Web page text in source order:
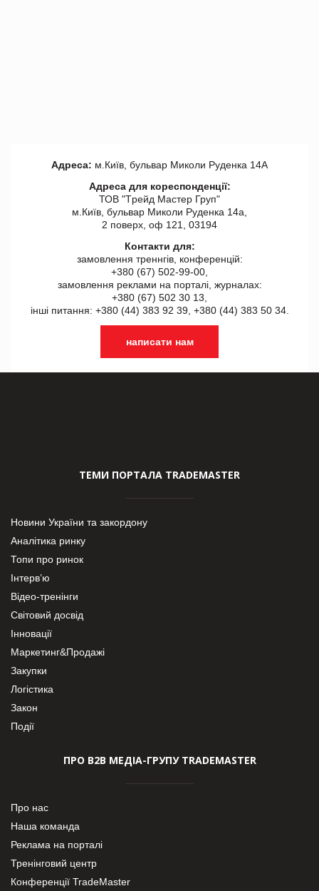
Адреса: м.Київ, бульвар Миколи Руденка 14А
Адреса для кореспонденції:
ТОВ "Tрейд Мастер Груп"
м.Київ, бульвар Миколи Руденка 14а,
2 поверх, оф 121, 03194
Контакти для:
замовлення треннгів, конференцій:
+380 (67) 502-99-00,
замовлення реклами на порталі, журналах:
+380 (67) 502 30 13,
інші питання: +380 (44) 383 92 39, +380 (44) 383 50 34.
написати нам
ТЕМИ ПОРТАЛА TRADEMASTER
Новини України та закордону
Аналітика ринку
Топи про ринок
Інтерв’ю
Відео-тренінги
Світовий досвід
Інновації
Маркетинг&Продажі
Закупки
Логістика
Закон
Події
ПРО В2В МЕДІА-ГРУПУ TRADEMASTER
Про нас
Наша команда
Реклама на порталі
Тренінговий центр
Конференції TradeMaster